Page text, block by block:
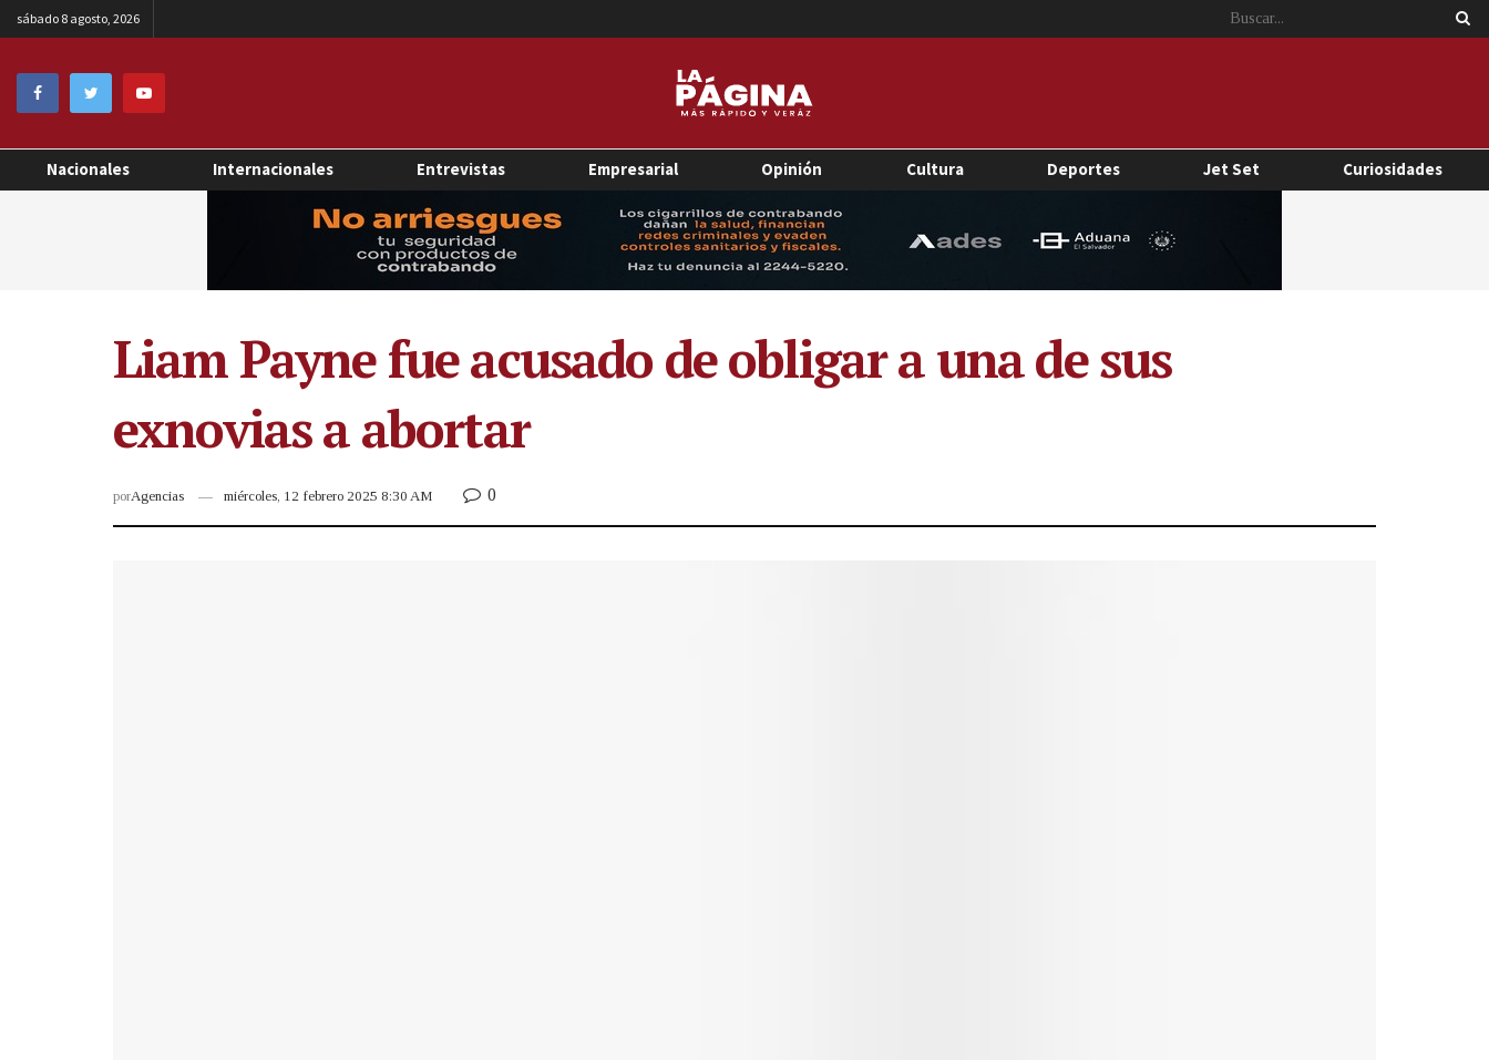
sábado 8 agosto, 2026
Nacionales Internacionales Entrevistas Empresarial Opinión Cultura Deportes Jet Set Curiosidades
Liam Payne fue acusado de obligar a una de sus
exnovias a abortar
porAgencias miércoles, 12 febrero 2025 8:30 AM 0